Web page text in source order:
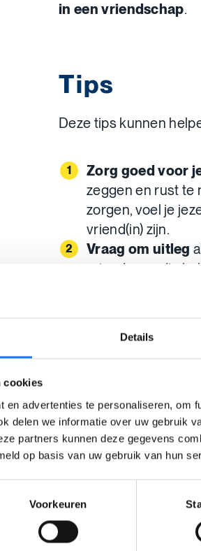
Details
cookies
en advertenties te personaliseren, om
delen we informatie over uw gebruik
partners kunnen deze gegevens
op basis van uw gebruik van hun
Voorkeuren
in een vriendschap.
Tips
Deze tips kunnen
Zorg goed voor
zeggen en rust te
zorgen, voel je
vriend(in) zijn.
Vraag om uitleg
vrienden nodig
Heb begrip voor
Nog
Zit je na het lezen van
autisme en